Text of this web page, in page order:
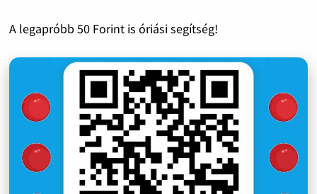
A legapróbb 50 Forint is óriási segítség!